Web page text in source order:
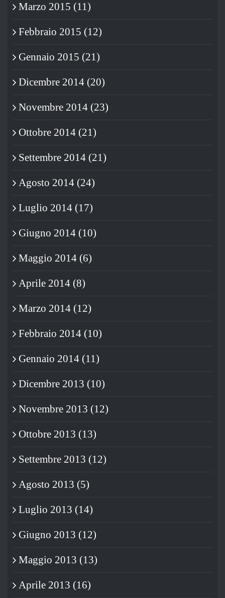
Marzo 2015 (11)
Febbraio 2015 (12)
Gennaio 2015 (21)
Dicembre 2014 (20)
Novembre 2014 (23)
Ottobre 2014 (21)
Settembre 2014 (21)
Agosto 2014 (24)
Luglio 2014 (17)
Giugno 2014 (10)
Maggio 2014 (6)
Aprile 2014 (8)
Marzo 2014 (12)
Febbraio 2014 (10)
Gennaio 2014 (11)
Dicembre 2013 (10)
Novembre 2013 (12)
Ottobre 2013 (13)
Settembre 2013 (12)
Agosto 2013 (5)
Luglio 2013 (14)
Giugno 2013 (12)
Maggio 2013 (13)
Aprile 2013 (16)